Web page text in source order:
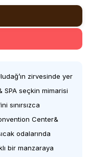
zirvesinde yer
SPA seçkin mimarisi
sınırsızca
Center&
odalarında
bir manzaraya